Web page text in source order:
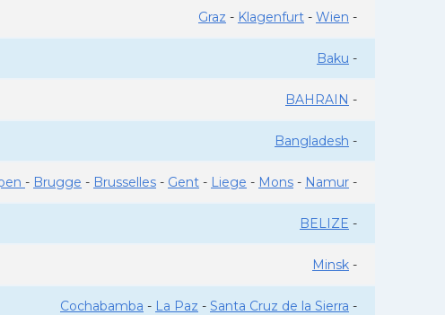
Graz - Klagenfurt - Wien -
Baku -
BAHRAIN -
Bangladesh -
- Brugge - Brusselles - Gent - Liege - Mons - Namur -
BELIZE -
Minsk -
Cochabamba - La Paz - Santa Cruz de la Sierra -